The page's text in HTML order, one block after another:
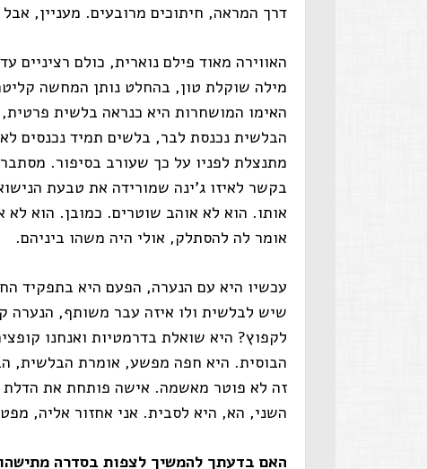
דרך המראה, חיתוכים מרובעים. מעניין,
האווירה מאוד פילם נוארית, כולם
מילה שוקלת טון, בהחלט נותן המחשה
האימו המושחרות היא כנראה בלשית
הבלשית נכנסת לבר, בלשים תמיד נכנסים
מתנצלת לפניו על כך שעורב בסיפור.
בקשר לאיזו ג'ינה שמורידה את טבעת
אותו. הוא לא אוהב שוטרים. כמובן. הוא
אומר לה להסתלק, אולי היה משהו ביניהם.
עכשיו היא עם הנערה, הפעם היא בתפקיד
שיש לבלשית ולו איזה עבר משותף, הנערה
לקפוץ? היא שואלת בדרמטיות ואנחנו
הבוסית. היא חפה מפשע, אומרת הבלשית,
זה לא פוטר מאשמה. אישה פותחת את
השני, הא, היא לסבית. אני אחזור אליה,
האם בדעתך להמשיך לצפות בסדרה